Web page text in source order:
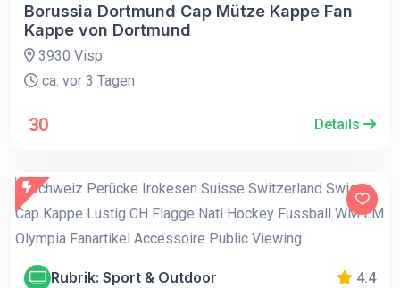
Borussia Dortmund Cap Mütze Kappe Fan
Kappe von Dortmund
3930 Visp
ca. vor 3 Tagen
30 Details
Rubrik: Sport & Outdoor 4.4